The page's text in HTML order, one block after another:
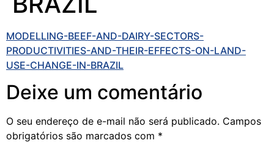
MODELLING-BEEF-AND-DAIRY-SECTORS-
PRODUCTIVITIES-AND-THEIR-EFFECTS-ON-LAND-
USE-CHANGE-IN-BRAZIL
Deixe um comentário
O seu endereço de e-mail não será publicado. Campos
obrigatórios são marcados com *